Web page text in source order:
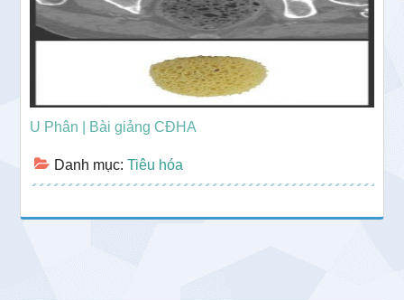
U Phân | Bài giảng CĐHA
Danh mục:Tiêu hóa